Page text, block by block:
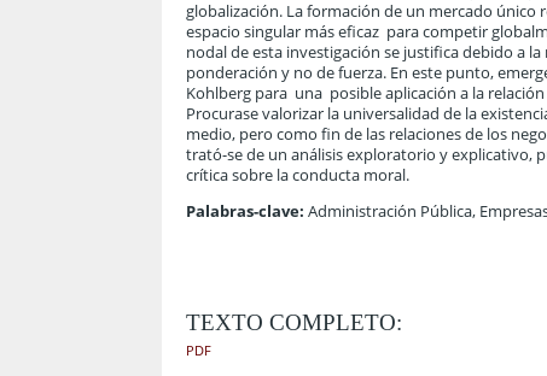
globalización. La formación de un mercado
espacio singular más eficaz para competir
nodal de esta investigación se justifica debido a
ponderación y no de fuerza. En este punto,
Kohlberg para una posible aplicación a la
Procurase valorizar la universalidad de la
medio, pero como fin de las relaciones de los
trató-se de un análisis exploratorio y explicativo,
crítica sobre la conducta moral.
Palabras-clave: Administración Pública,
TEXTO COMPLETO:
PDF